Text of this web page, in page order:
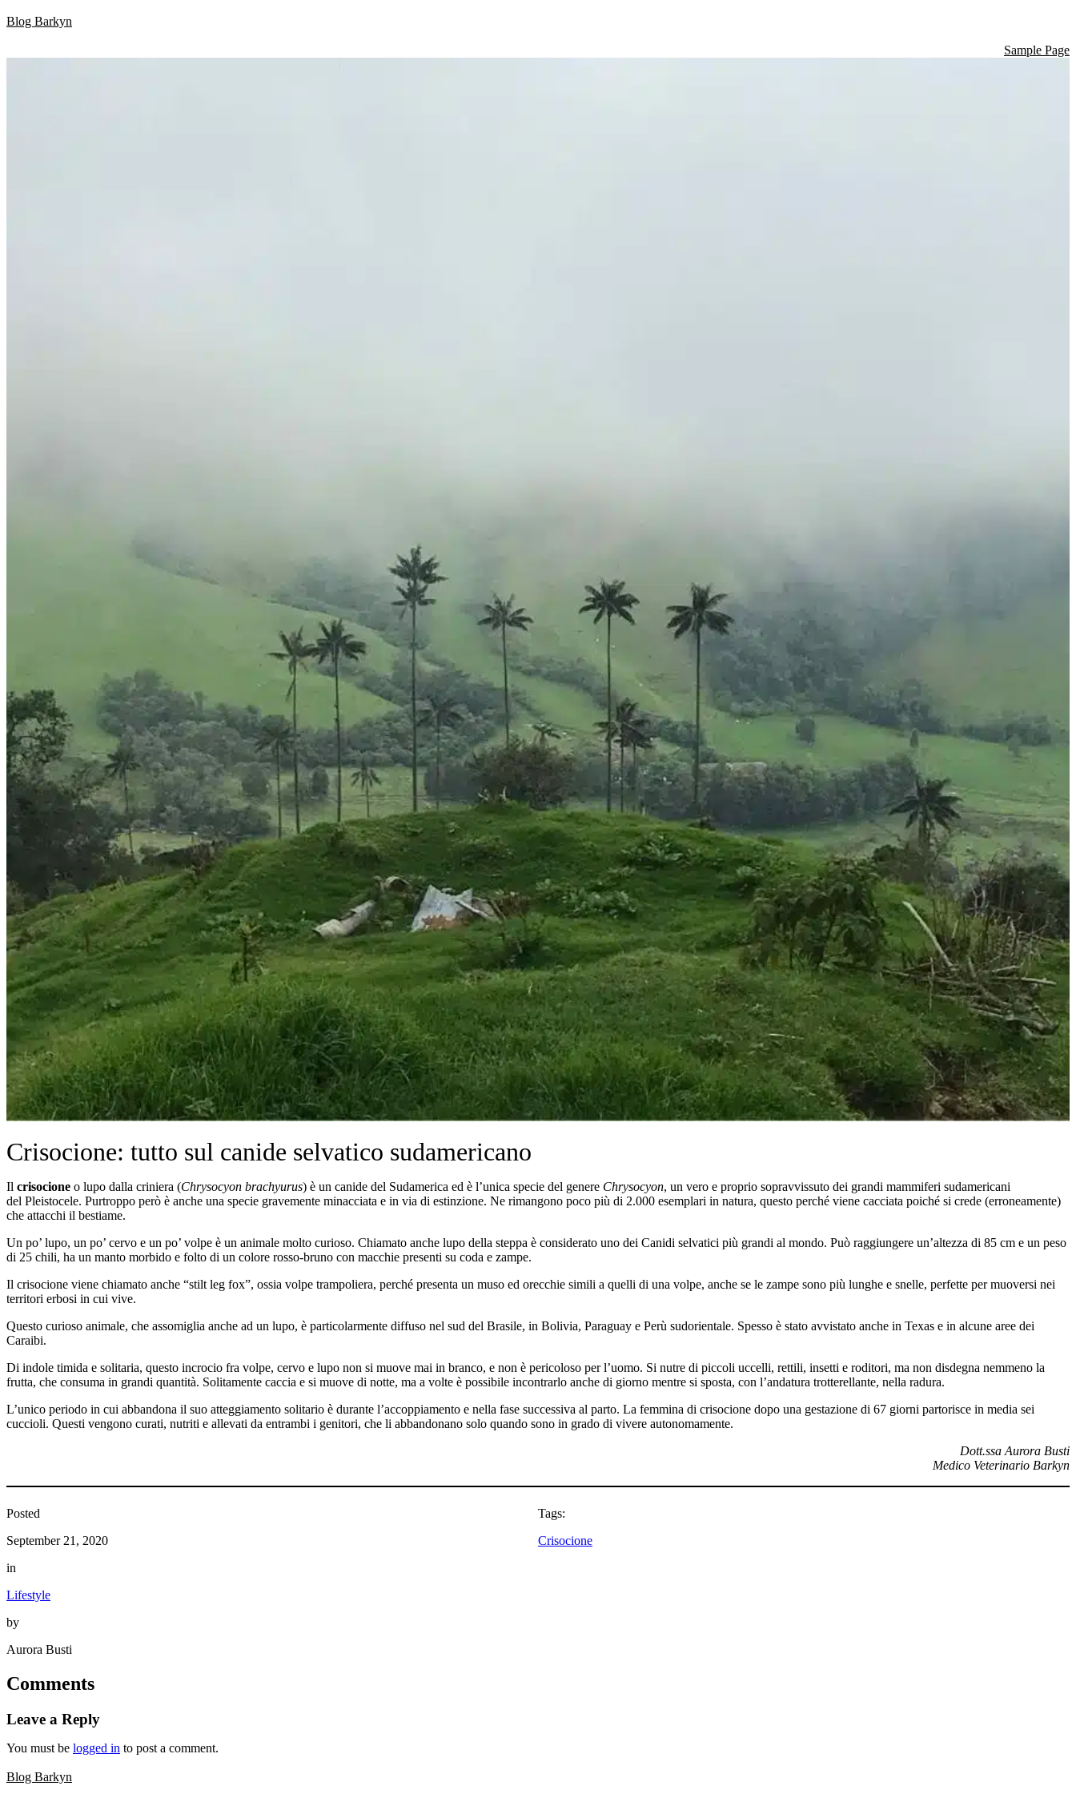
Skip
Blog Barkyn
Sample Page
Crisocione: tutto sul canide selvatico sudamericano
Il crisocione o lupo dalla criniera (Chrysocyon brachyurus) è un canide del Sudamerica ed è l’unica specie del genere Chrysocyon, un vero e proprio sopravvissuto dei grandi mammiferi sudamericani
del Pleistocele. Purtroppo però è anche una specie gravemente minacciata e in via di estinzione. Ne rimangono poco più di 2.000 esemplari in natura, questo perché viene cacciata poiché si crede (erroneamente)
che attacchi il bestiame.
Un po’ lupo, un po’ cervo e un po’ volpe è un animale molto curioso. Chiamato anche lupo della steppa è considerato uno dei Canidi selvatici più grandi al mondo. Può raggiungere un’altezza di 85 cm e un peso
di 25 chili, ha un manto morbido e folto di un colore rosso-bruno con macchie presenti su coda e zampe.
Il crisocione viene chiamato anche “stilt leg fox”, ossia volpe trampoliera, perché presenta un muso ed orecchie simili a quelli di una volpe, anche se le zampe sono più lunghe e snelle, perfette per muoversi nei
territori erbosi in cui vive.
Questo curioso animale, che assomiglia anche ad un lupo, è particolarmente diffuso nel sud del Brasile, in Bolivia, Paraguay e Perù sudorientale. Spesso è stato avvistato anche in Texas e in alcune aree dei
Caraibi.
Di indole timida e solitaria, questo incrocio fra volpe, cervo e lupo non si muove mai in branco, e non è pericoloso per l’uomo. Si nutre di piccoli uccelli, rettili, insetti e roditori, ma non disdegna nemmeno la
frutta, che consuma in grandi quantità. Solitamente caccia e si muove di notte, ma a volte è possibile incontrarlo anche di giorno mentre si sposta, con l’andatura trotterellante, nella radura.
L’unico periodo in cui abbandona il suo atteggiamento solitario è durante l’accoppiamento e nella fase successiva al parto. La femmina di crisocione dopo una gestazione di 67 giorni partorisce in media sei
cuccioli. Questi vengono curati, nutriti e allevati da entrambi i genitori, che li abbandonano solo quando sono in grado di vivere autonomamente.
Dott.ssa Aurora Busti
Medico Veterinario Barkyn
Posted
September 21, 2020
in
Lifestyle
by
Aurora Busti
Tags:
Crisocione
Comments
Leave a Reply
You must be logged in to post a comment.
Blog Barkyn